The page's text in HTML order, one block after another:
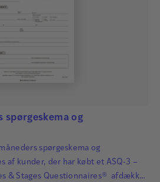
spørgeskema og
spørgeskema og
af kunder, der har købt et ASQ-3 –
& Stages Questionnaires® afdækker